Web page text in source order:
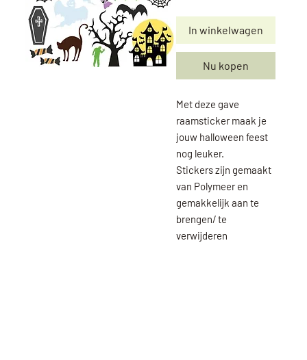
In winkelwagen
Nu kopen
Met deze gave
raamsticker maak je
jouw halloween feest
nog leuker.
Stickers zijn gemaakt
van Polymeer en
gemakkelijk aan te
brengen/ te
verwijderen